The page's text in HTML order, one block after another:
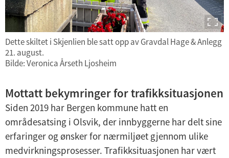
Dette skiltet i Skjenlien ble satt opp av Gravdal Hage & Anlegg
21. august.
Bilde: Veronica Årseth Ljosheim
Mottatt bekymringer for trafikksituasjonen
Siden 2019 har Bergen kommune hatt en
områdesatsing i Olsvik, der innbyggerne har delt sine
erfaringer og ønsker for nærmiljøet gjennom ulike
medvirkningsprosesser. Trafikksituasjonen har vært